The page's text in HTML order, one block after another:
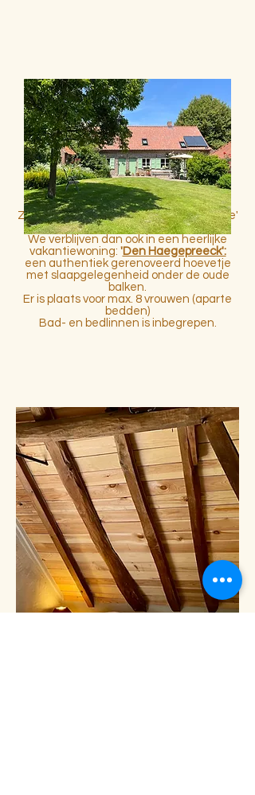
Zo'n godinnenweekend is echt 'me-time'
en bedoeld om van te genieten.
We verblijven dan ook in een heerlijke
vakantiewoning: 'Den Haegepreeck':
een authentiek gerenoveerd hoevetje
met slaapgelegenheid onder de oude
balken.
Er is plaats voor max. 8 vrouwen (aparte
bedden)
Bad- en bedlinnen is inbegrepen.